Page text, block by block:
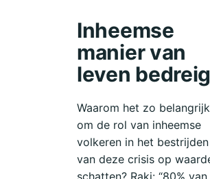
Nederlandse
klimaatdebat
nauwelijks
aandacht
voor is.
Deze
week
gaat hij
Inheemse
manier van
leven
Waarom het zo
om de rol van inheemse
volkeren in het bestrijden
van deze crisis op
schatten? Raki: “80%